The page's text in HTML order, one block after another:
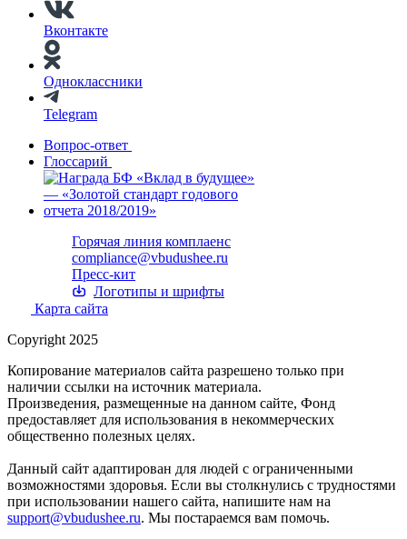
Вконтакте
Одноклассники
Telegram
Вопрос-ответ
Глоссарий
Горячая линия комплаенс
compliance@vbudushee.ru
Пресс-кит
Логотипы и шрифты
Карта сайта
Copyright 2025
Копирование материалов сайта разрешено только при
наличии ссылки на источник материала.
Произведения, размещенные на данном сайте, Фонд
предоставляет для использования в некоммерческих
общественно полезных целях.
Данный сайт адаптирован для людей с ограниченными
возможностями здоровья. Если вы столкнулись с трудностями
при использовании нашего сайта, напишите нам на
support@vbudushee.ru. Мы постараемся вам помочь.